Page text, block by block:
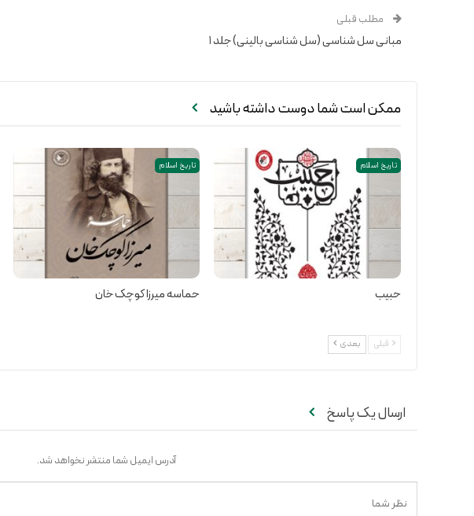
مطلب قبلی
مبانی سل شناسی (سل شناسی بالینی) جلد ۱
ممکن است شما دوست داشته باشید
تاریخ اسلام
حبیب
تاریخ اسلام
حماسه میرزا کوچک خان
قبلی بعدی
ارسال یک پاسخ
آدرس ایمیل شما منتشر نخواهد شد.